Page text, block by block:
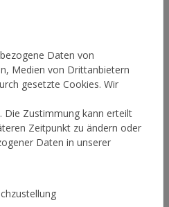
Daten von
Medien von Drittanbietern
gesetzte Cookies. Wir
Die Zustimmung kann erteilt
Zeitpunkt zu ändern oder
Daten in unserer